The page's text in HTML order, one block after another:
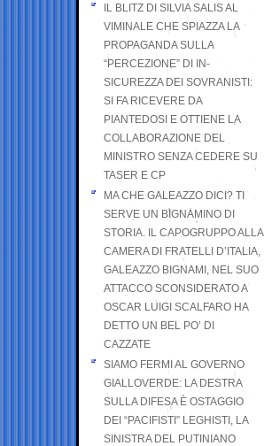
IL BLITZ DI SILVIA SALIS AL
VIMINALE CHE SPIAZZA LA
PROPAGANDA SULLA
“PERCEZIONE” DI IN-
SICUREZZA DEI SOVRANISTI:
SI FA RICEVERE DA
PIANTEDOSI E OTTIENE LA
COLLABORAZIONE DEL
MINISTRO SENZA CEDERE SU
TASER E CP
MA CHE GALEAZZO DICI? TI
SERVE UN BIGNAMINO DI
STORIA. IL CAPOGRUPPO ALLA
CAMERA DI FRATELLI D’ITALIA,
GALEAZZO BIGNAMI, NEL SUO
ATTACCO SCONSIDERATO A
OSCAR LUIGI SCALFARO HA
DETTO UN BEL PO’ DI
CAZZATE
SIAMO FERMI AL GOVERNO
GIALLOVERDE: LA DESTRA
SULLA DIFESA È OSTAGGIO
DEI “PACIFISTI” LEGHISTI, LA
SINISTRA DEL PUTINIANO